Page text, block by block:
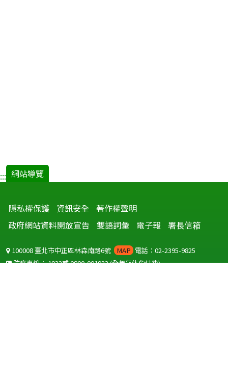
::: 網站導覽
隱私權保護 資訊安全 著作權聲明
政府網站資料開放宣告
雙語詞彙 電子報 署長信箱
100008 臺北市中正區林森南路6號 MAP 電話：02-2395-9825
防疫專線：1922或0800-001922(全年無休免付費)